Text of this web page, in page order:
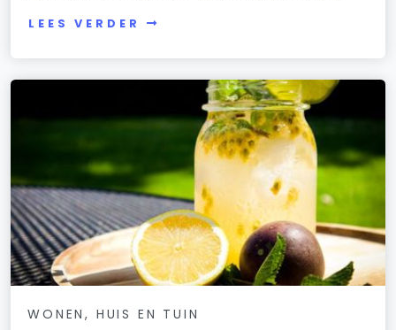
LEES VERDER
WONEN, HUIS EN TUIN